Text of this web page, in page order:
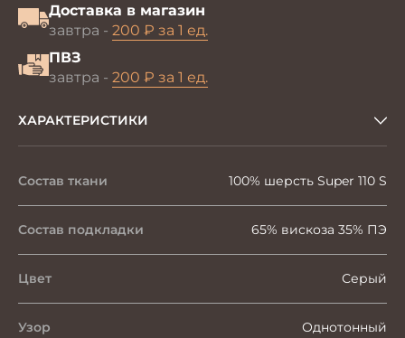
Доставка в магазин
завтра - 200 ₽ за 1 ед.
ПВЗ
завтра - 200 ₽ за 1 ед.
ХАРАКТЕРИСТИКИ
Состав ткани 100% шерсть Super 110 S
Состав подкладки 65% вискоза 35% ПЭ
Цвет Серый
Узор Однотонный